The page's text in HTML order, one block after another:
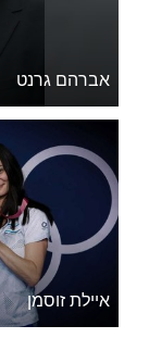
אברהם גרנט
איילת זוסמן